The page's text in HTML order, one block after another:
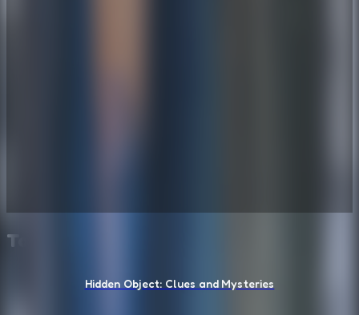
También te puede gustar
Hidden Object: Clues and Mysteries